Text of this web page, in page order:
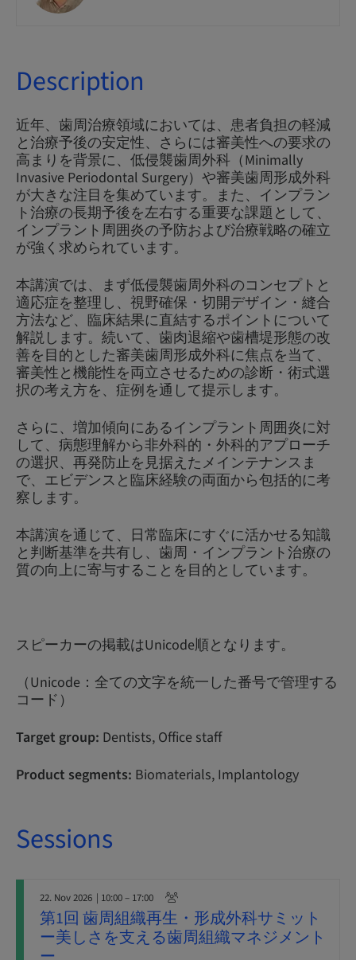
Description
近年、歯周治療領域においては、患者負担の軽減
と治療予後の安定性、さらには審美性への要求の
高まりを背景に、低侵襲歯周外科（Minimally
Invasive Periodontal Surgery）や審美歯周形成外科
が大きな注目を集めています。また、インプラン
ト治療の長期予後を左右する重要な課題として、
インプラント周囲炎の予防および治療戦略の確立
が強く求められています。
本講演では、まず低侵襲歯周外科のコンセプトと
適応症を整理し、視野確保・切開デザイン・縫合
方法など、臨床結果に直結するポイントについて
解説します。続いて、歯肉退縮や歯槽堤形態の改
善を目的とした審美歯周形成外科に焦点を当て、
審美性と機能性を両立させるための診断・術式選
択の考え方を、症例を通して提示します。
さらに、増加傾向にあるインプラント周囲炎に対
して、病態理解から非外科的・外科的アプローチ
の選択、再発防止を見据えたメインテナンスま
で、エビデンスと臨床経験の両面から包括的に考
察します。
本講演を通じて、日常臨床にすぐに活かせる知識
と判断基準を共有し、歯周・インプラント治療の
質の向上に寄与することを目的としています。
スピーカーの掲載はUnicode順となります。
（Unicode：全ての文字を統一した番号で管理する
コード）
Target group: Dentists, Office staff
Product segments: Biomaterials, Implantology
Sessions
22. Nov 2026 | 10:00 – 17:00
第1回 歯周組織再生・形成外科サミット
ー美しさを支える歯周組織マネジメント